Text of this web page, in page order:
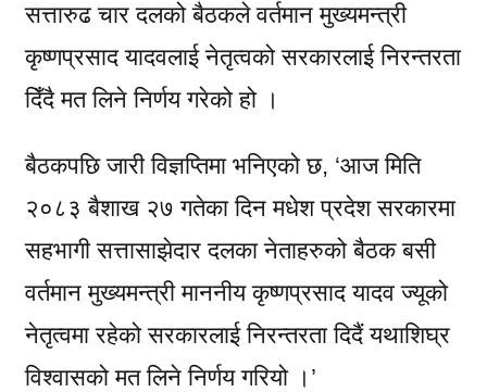
सत्तारुढ चार दलको बैठकले वर्तमान मुख्यमन्त्री
कृष्णप्रसाद यादवलाई नेतृत्वको सरकारलाई निरन्तरता
दिँदै मत लिने निर्णय गरेको हो ।
बैठकपछि जारी विज्ञप्तिमा भनिएको छ, ‘आज मिति
२०८३ बैशाख २७ गतेका दिन मधेश प्रदेश सरकारमा
सहभागी सत्तासाझेदार दलका नेताहरुको बैठक बसी
वर्तमान मुख्यमन्त्री माननीय कृष्णप्रसाद यादव ज्यूको
नेतृत्वमा रहेको सरकारलाई निरन्तरता दिदैं यथाशिघ्र
विश्वासको मत लिने निर्णय गरियो ।’